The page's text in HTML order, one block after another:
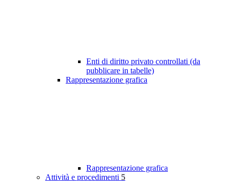
Enti di diritto privato controllati (da
pubblicare in tabelle)
Rappresentazione grafica
Rappresentazione grafica
Attività e procedimenti 5